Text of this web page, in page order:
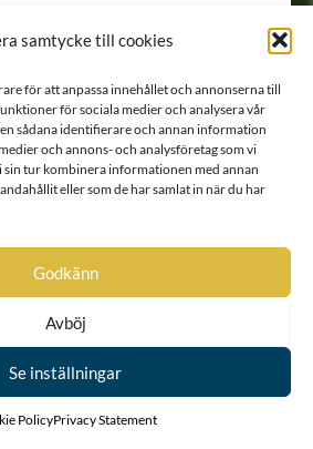
samtycke till cookies
för att anpassa innehållet och annonserna till
för sociala medier och analysera vår
sådana identifierare och annan information
och annons- och analysföretag som vi
sin tur kombinera informationen med annan
eller som de har samlat in när du har
Godkänn
Avböj
Se inställningar
PolicyPrivacy Statement
Hessenstein
Beckfelt
Wolffen